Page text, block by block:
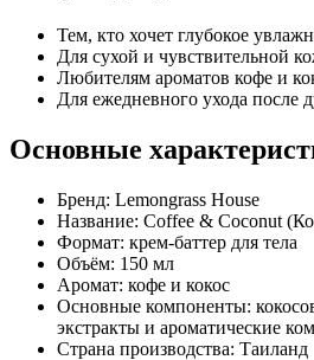
Тем, кто хочет глубокое
Для сухой и чувствительной
Любителям ароматов кофе и
Для ежедневного ухода после
Основные
Бренд: Lemongrass House
Название: Coffee & Coconut
Формат: крем‑баттер для тела
Объём: 150 мл
Аромат: кофе и кокос
Основные компоненты:
экстракты и ароматические
Страна производства: Таиланд